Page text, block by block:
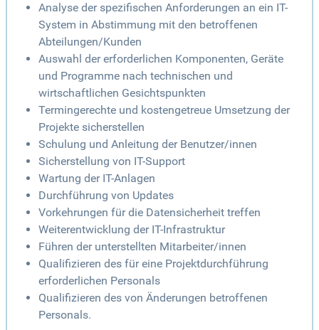
Analyse der spezifischen Anforderungen an ein IT-
System in Abstimmung mit den betroffenen
Abteilungen/Kunden
Auswahl der erforderlichen Komponenten, Geräte
und Programme nach technischen und
wirtschaftlichen Gesichtspunkten
Termingerechte und kostengetreue Umsetzung der
Projekte sicherstellen
Schulung und Anleitung der Benutzer/innen
Sicherstellung von IT-Support
Wartung der IT-Anlagen
Durchführung von Updates
Vorkehrungen für die Datensicherheit treffen
Weiterentwicklung der IT-Infrastruktur
Führen der unterstellten Mitarbeiter/innen
Qualifizieren des für eine Projektdurchführung
erforderlichen Personals
Qualifizieren des von Änderungen betroffenen
Personals.